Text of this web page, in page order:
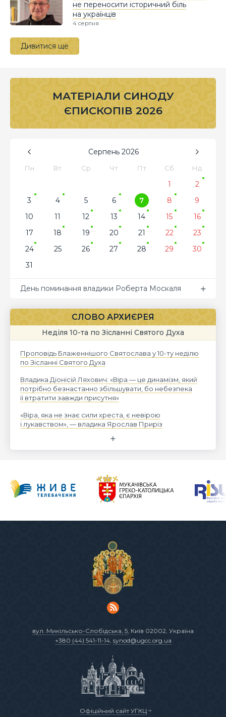
не переносити історичний біль
на українців
4 серпня
Дивитися ще
МАТЕРІАЛИ СИНОДУ
ЄПИСКОПІВ 2026
Серпень 2026
Пн Вт Ср Чт Пт Сб Нд
1
2
3
4 5 6 7 8
9
10
11 12 13 14 15
16
17
18 19 20 21 22
23
24
25 26 27 28 29
30
31
День поминання владики Роберта Москаля
СЛОВО АРХИЄРЕЯ
Неділя 10-та по Зісланні Святого Духа
Проповідь Блаженнішого Святослава у 10-ту неділю
по Зісланні Святого Духа
Владика Діонісій Ляхович: «Віра — це динамізм, який
потрібно безнастанно збільшувати, бо небезпека
її втратити завжди присутня»
«Віра, яка не знає сили хреста, є невірою
і лукавством», — владика Ярослав Приріз
вул. Микільсько-Слобідська, 5, Київ 02002, Україна
+380 (44) 541-11-14, synod@ugcc.org.ua
Офіційний сайт УГКЦ